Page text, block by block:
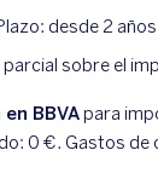
desde 2
sobre el
BBVApara
0 €. Gastos de